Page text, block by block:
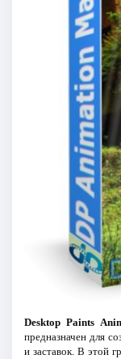
Desktop Paints
предназначен для
и заставок. В этой